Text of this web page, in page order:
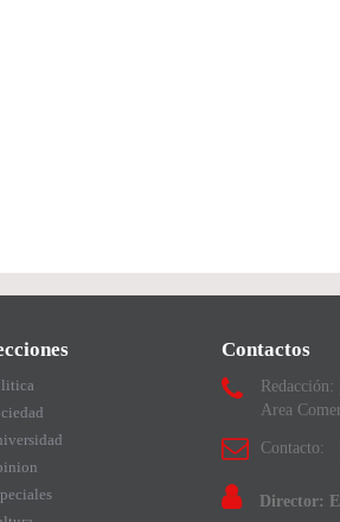
Contactos
Area
Contacto:
Director: